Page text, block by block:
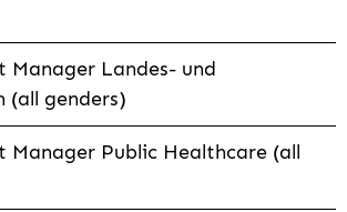
Manager Landes- und
(all genders)
Manager Public Healthcare (all